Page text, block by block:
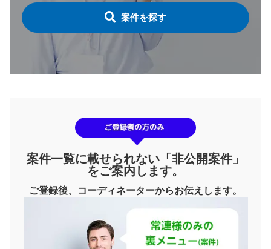
案件を探す
案件一覧に載せられない「非公開案件」
をご案内します。
ご登録後、コーディネーターからお伝えします。